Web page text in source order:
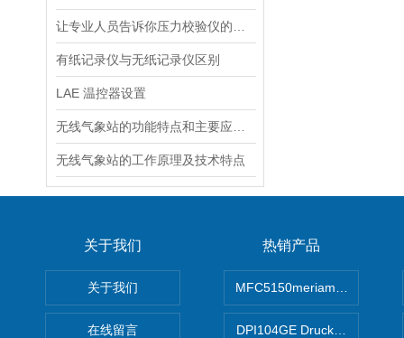
有纸记录仪与无纸记录仪区别
LAE 温控器设置
无线气象站的工作原理及技术特点
关于我们
关于我们
在线留言
热销产品
MFC5150meriam智能手操器
DPI104GE Druck德鲁克